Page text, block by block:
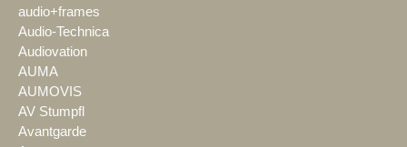
audio+frames
Audio-Technica
Audiovation
AUMA
AUMOVIS
AV Stumpfl
Avantgarde